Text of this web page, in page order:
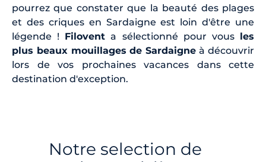
pourrez que constater que la beauté des plages
et des criques en Sardaigne est loin d'être une
légende ! Filovent a sélectionné pour vous les
plus beaux mouillages de Sardaigne à découvrir
lors de vos prochaines vacances dans cette
destination d'exception.
Notre selection de